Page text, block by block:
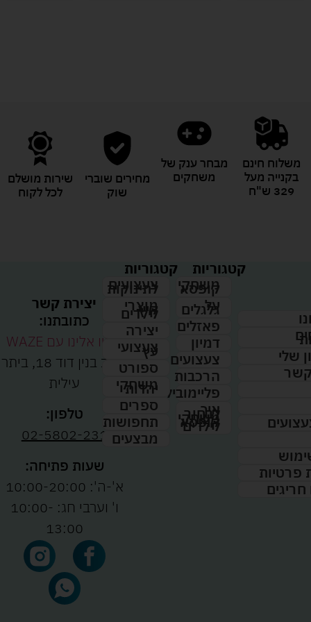
משלוח חינם
בקנייה מעל
329 ש"ח
מבחר ענק של
משחקים
מחירים שוברי
שוק
שירות מושלם
לכל לקוח
שלי
קשר
פרטיות
חריגים
קטגוריות
משחקי
קופסא
על
גלגלים
פאזלים
דמיון
צעצועים
הרכבות
פליימוביל
איך
לבחור
משחקי
קופסא
לילדים
קטגוריות
צעצועים
לתינוקות
מוצרי
קיץ
לילדים
יצירה
צעצועי
עץ
ספורט
משחקי
יהדות
ספרים
תחפושות
מבצעים
יצירת קשר
כתובתנו:
נווטו אלינו עם WAZE
רחוב בנין דוד 18, ביתר
עילית
טלפון:
02-5802-231
שעות פתיחה:
א'-ה': 10:00-20:00
ו' וערבי חג: 10:00-
13:00